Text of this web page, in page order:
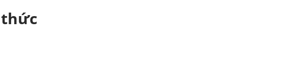
thức